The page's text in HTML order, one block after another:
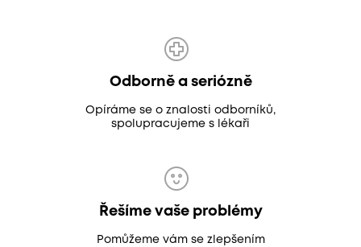
Odborně a seriózně
Opíráme se o znalosti odborníků,
spolupracujeme s lékaři
Řešíme vaše problémy
Pomůžeme vám se zlepšením